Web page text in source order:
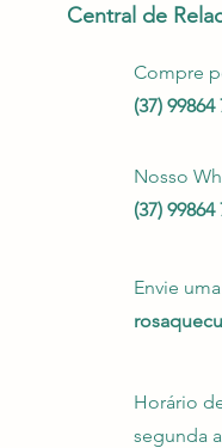
Central de
Compre
(37) 99864
Nosso
(37) 99864
Envie
Horário
segunda